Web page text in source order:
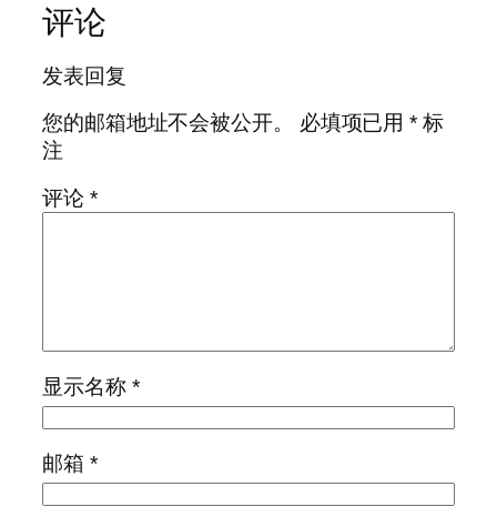
评论
发表回复
您的邮箱地址不会被公开。
必填项已用* 标
注
评论 *
显示名称 *
邮箱 *